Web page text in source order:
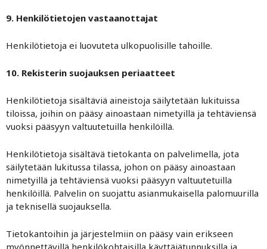
9. Henkilötietojen vastaanottajat
Henkilötietoja ei luovuteta ulkopuolisille tahoille.
10. Rekisterin suojauksen periaatteet
Henkilötietoja sisältäviä aineistoja säilytetään lukituissa
tiloissa, joihin on pääsy ainoastaan nimetyillä ja tehtäviensä
vuoksi pääsyyn valtuutetuilla henkilöillä.
Henkilötietoja sisältävä tietokanta on palvelimella, jota
säilytetään lukitussa tilassa, johon on pääsy ainoastaan
nimetyillä ja tehtäviensä vuoksi pääsyyn valtuutetuilla
henkilöillä. Palvelin on suojattu asianmukaisella palomuurilla
ja teknisellä suojauksella.
Tietokantoihin ja järjestelmiin on pääsy vain erikseen
myönnettävillä henkilökohtaisilla käyttäjätunnuksilla ja